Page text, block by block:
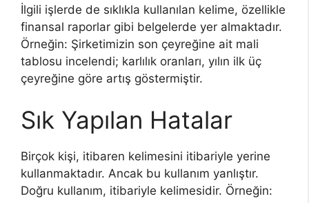
İlgili işlerde de sıklıkla kullanılan kelime, özellikle
finansal raporlar gibi belgelerde yer almaktadır.
Örneğin: Şirketimizin son çeyreğine ait mali
tablosu incelendi; karlılık oranları, yılın ilk üç
çeyreğine göre artış göstermiştir.
Sık Yapılan Hatalar
Birçok kişi, itibaren kelimesini itibariyle yerine
kullanmaktadır. Ancak bu kullanım yanlıştır.
Doğru kullanım, itibariyle kelimesidir. Örneğin: